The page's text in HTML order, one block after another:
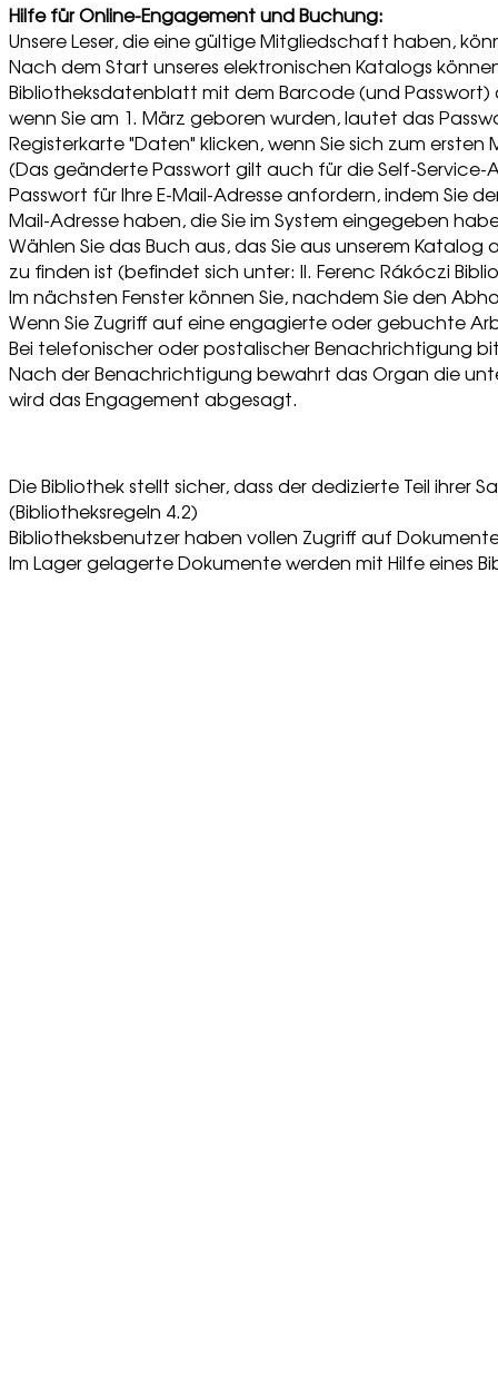
Hilfe für Online-Engagement und Buchung:
Unsere Leser, die eine gültige Mitgliedschaft haben,
Nach dem Start unseres elektronischen Katalogs
Bibliotheksdatenblatt mit dem Barcode (und
wenn Sie am 1. März geboren wurden, lautet das
Registerkarte "Daten" klicken, wenn Sie sich zum
(Das geänderte Passwort gilt auch für die Self-Service-
Passwort für Ihre E-Mail-Adresse anfordern, indem Sie
Mail-Adresse haben, die Sie im System eingegeben
Wählen Sie das Buch aus, das Sie aus unserem
zu finden ist (befindet sich unter: II. Ferenc Rákóczi
Im nächsten Fenster können Sie, nachdem Sie den
Wenn Sie Zugriff auf eine engagierte oder gebuchte
Bei telefonischer oder postalischer Benachrichtigung
Nach der Benachrichtigung bewahrt das Organ die
wird das Engagement abgesagt.
Die Bibliothek stellt sicher, dass der dedizierte Teil
(Bibliotheksregeln 4.2)
Bibliotheksbenutzer haben vollen Zugriff auf
Im Lager gelagerte Dokumente werden mit Hilfe eines